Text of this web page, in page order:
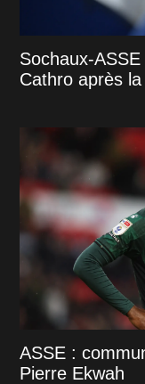
Sochaux-
Cathro après
ASSE :
Pierre Ekwah